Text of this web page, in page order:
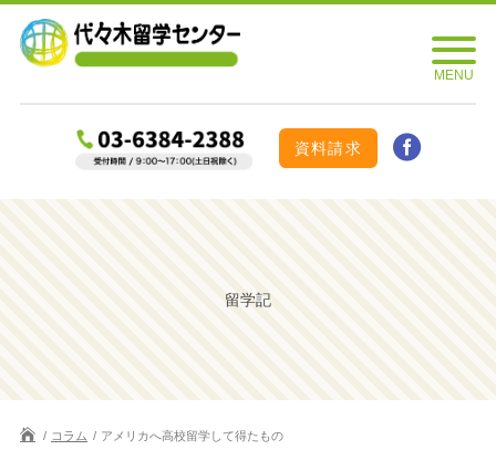
資料請求
留学記
コラム アメリカへ高校留学して得たもの